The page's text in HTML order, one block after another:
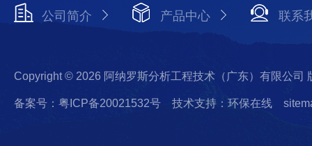
公司简介 产品中心 联系
Copyright © 2026 阿纳罗斯分析工程技术（广东）有限公司
备案号：粤ICP备20021532号 技术支持：环保在线